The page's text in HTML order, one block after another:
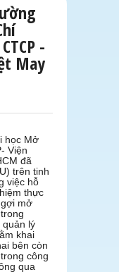
-
May
học Mở
Viện
đã
trên tinh
việc hỗ
thực
mở
quản lý
khai
bên còn
công
qua